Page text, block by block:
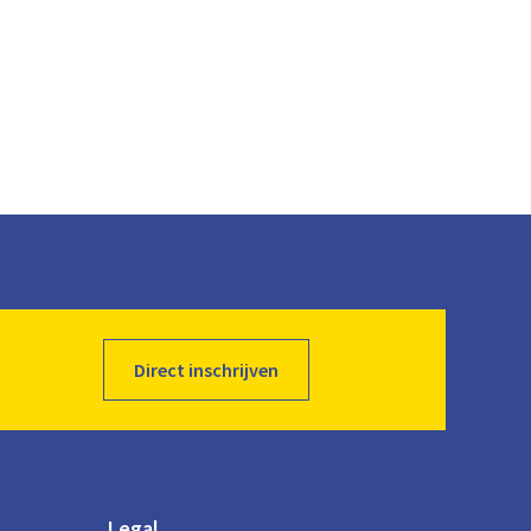
Direct inschrijven